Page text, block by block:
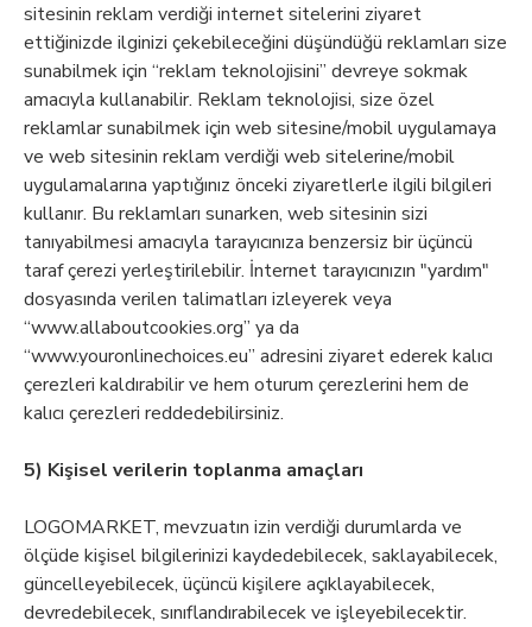
sitesinin reklam verdiği internet sitelerini ziyaret
ettiğinizde ilginizi çekebileceğini düşündüğü reklamları size
sunabilmek için “reklam teknolojisini” devreye sokmak
amacıyla kullanabilir. Reklam teknolojisi, size özel
reklamlar sunabilmek için web sitesine/mobil uygulamaya
ve web sitesinin reklam verdiği web sitelerine/mobil
uygulamalarına yaptığınız önceki ziyaretlerle ilgili bilgileri
kullanır. Bu reklamları sunarken, web sitesinin sizi
tanıyabilmesi amacıyla tarayıcınıza benzersiz bir üçüncü
taraf çerezi yerleştirilebilir. İnternet tarayıcınızın "yardım"
dosyasında verilen talimatları izleyerek veya
“www.allaboutcookies.org” ya da
“www.youronlinechoices.eu” adresini ziyaret ederek kalıcı
çerezleri kaldırabilir ve hem oturum çerezlerini hem de
kalıcı çerezleri reddedebilirsiniz.
5) Kişisel verilerin toplanma amaçları
LOGOMARKET, mevzuatın izin verdiği durumlarda ve
ölçüde kişisel bilgilerinizi kaydedebilecek, saklayabilecek,
güncelleyebilecek, üçüncü kişilere açıklayabilecek,
devredebilecek, sınıflandırabilecek ve işleyebilecektir.